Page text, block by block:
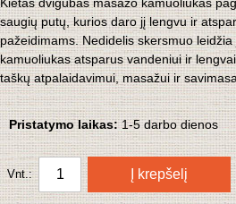
saugių putų, kurios daro jį lengvu ir
pažeidimams. Nedidelis skersmuo
kamuoliukas atsparus vandeniui ir
taškų atpalaidavimui, masažui ir
Pristatymo laikas:1-5 darbo dienos
Vnt.: Į krepšelį